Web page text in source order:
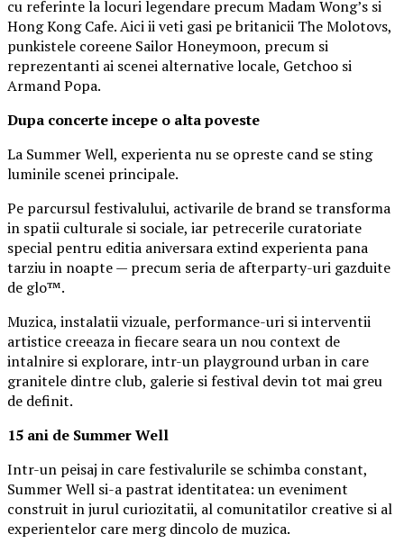
cu referinte la locuri legendare precum Madam Wong’s si
Hong Kong Cafe. Aici ii veti gasi pe britanicii The Molotovs,
punkistele coreene Sailor Honeymoon, precum si
reprezentanti ai scenei alternative locale, Getchoo si
Armand Popa.
Dupa concerte incepe o alta poveste
La Summer Well, experienta nu se opreste cand se sting
luminile scenei principale.
Pe parcursul festivalului, activarile de brand se transforma
in spatii culturale si sociale, iar petrecerile curatoriate
special pentru editia aniversara extind experienta pana
tarziu in noapte — precum seria de afterparty-uri gazduite
de glo™.
Muzica, instalatii vizuale, performance-uri si interventii
artistice creeaza in fiecare seara un nou context de
intalnire si explorare, intr-un playground urban in care
granitele dintre club, galerie si festival devin tot mai greu
de definit.
15 ani de Summer Well
Intr-un peisaj in care festivalurile se schimba constant,
Summer Well si-a pastrat identitatea: un eveniment
construit in jurul curiozitatii, al comunitatilor creative si al
experientelor care merg dincolo de muzica.